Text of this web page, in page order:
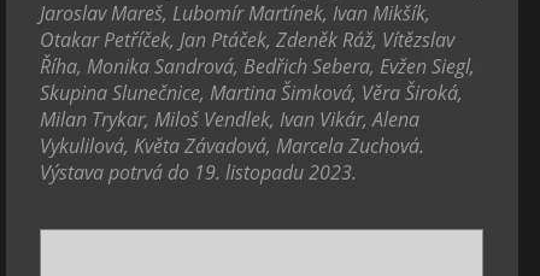
Jaroslav Mareš, Lubomír Martínek, Ivan Mikšík,
Otakar Petříček, Jan Ptáček, Zdeněk Ráž, Vítězslav
Říha, Monika Sandrová, Bedřich Sebera, Evžen Siegl,
Skupina Slunečnice, Martina Šimková, Věra Široká,
Milan Trykar, Miloš Vendlek, Ivan Vikár, Alena
Vykulilová, Květa Závadová, Marcela Zuchová.
Výstava potrvá do 19. listopadu 2023.